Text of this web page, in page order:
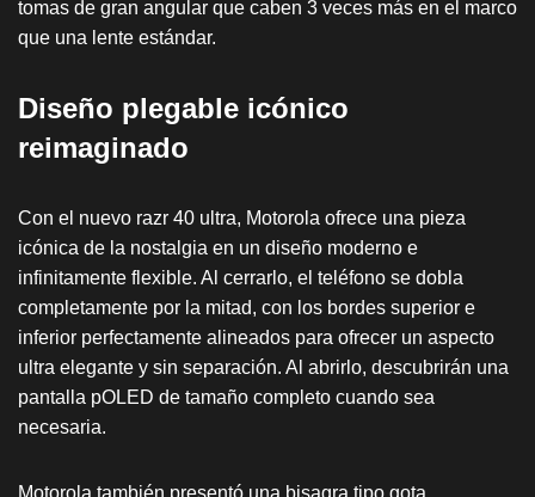
tomas de gran angular que caben 3 veces más en el marco
que una lente estándar.
Diseño plegable icónico
reimaginado
Con el nuevo razr 40 ultra, Motorola ofrece una pieza
icónica de la nostalgia en un diseño moderno e
infinitamente flexible. Al cerrarlo, el teléfono se dobla
completamente por la mitad, con los bordes superior e
inferior perfectamente alineados para ofrecer un aspecto
ultra elegante y sin separación. Al abrirlo, descubrirán una
pantalla pOLED de tamaño completo cuando sea
necesaria.
Motorola también presentó una bisagra tipo gota